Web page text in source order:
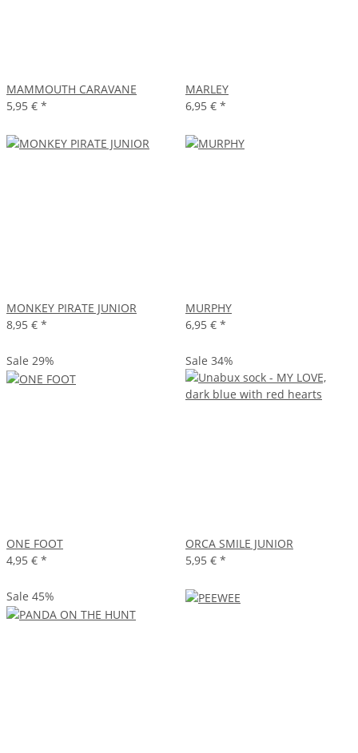
MAMMOUTH CARAVANE
5,95 € *
MARLEY
6,95 € *
MONKEY PIRATE JUNIOR
8,95 € *
MURPHY
6,95 € *
Sale 29%
ONE FOOT
4,95 € *
Sale 34%
ORCA SMILE JUNIOR
5,95 € *
Sale 45%